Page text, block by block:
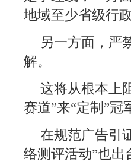
地域至少省级行
另一方面，严
解。
这将从根本上
赛道”来“定制”冠
在规范广告引
络测评活动”也出